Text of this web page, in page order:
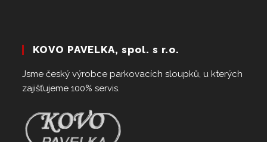
KOVO PAVELKA, spol. s r.o.
Jsme český výrobce parkovacích sloupků, u kterých
zajišťujeme 100% servis.